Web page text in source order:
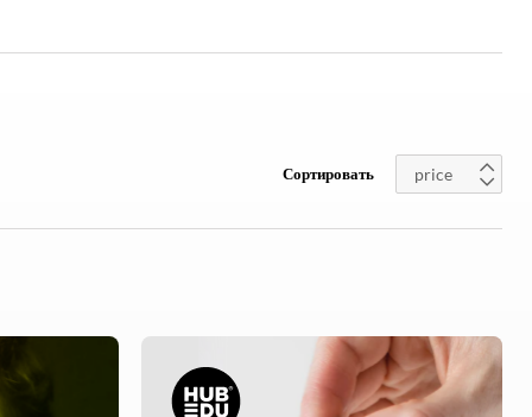
Сортировать price